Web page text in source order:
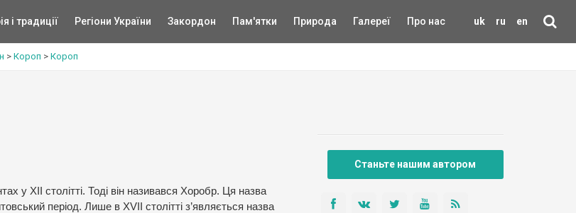
uk ru en
і традиції Регіони України Закордон Пам'ятки Природа Галереї Про нас
> Короп > Короп
у ХІІ столітті. Тоді він називався Хоробр. Ця назва
період. Лише в XVII столітті з’являється назва
Станьте нашим автором